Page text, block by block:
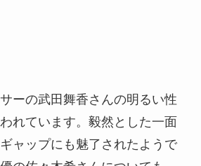
ーの武田舞香さんの明るい性
れています。毅然とした一面
ャップにも魅了されたようで